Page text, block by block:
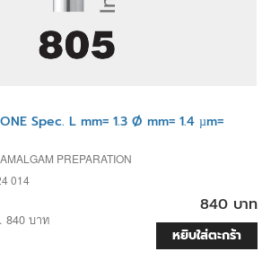
Spec. L mm= 1.3 Ø mm= 1.4 µm=
PREPARATION
014
840 บาท
840 บาท
หยิบใส่ตะกร้า